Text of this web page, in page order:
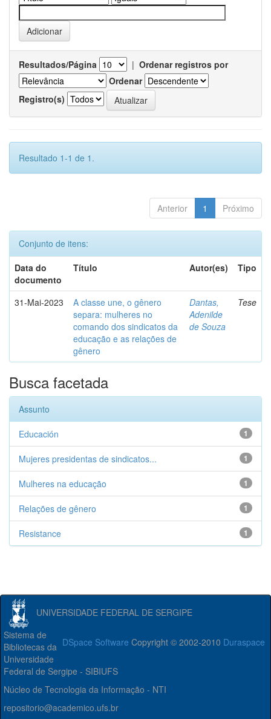
Resultados/Página | Ordenar registros por
Ordenar
Registro(s)
Resultado 1-1 de 1.
Anterior 1 Próximo
Conjunto de itens:
Data do
documento
Título Autor(es) Tipo
31-Mai-2023
A classe une, o gênero
separa: mulheres no
comando dos sindicatos da
educação e as relações de
gênero
Dantas,
Adenilde
de Souza
Tese
Busca facetada
Assunto
1
Educación
1
Mujeres presidentas de sindicatos...
1
Mulheres na educação
1
Relações de gênero
1
Resistance
UNIVERSIDADE FEDERAL DE SERGIPE
DSpace Software Copyright © 2002-2010 Duraspace
Sistema de
Bibliotecas da
Universidade
Federal de Sergipe - SIBIUFS
Núcleo de Tecnologia da Informação - NTI
repositorio@academico.ufs.br